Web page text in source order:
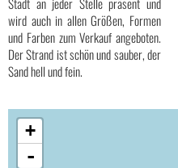
wird auch in allen Größen, Formen
und Farben zum Verkauf angeboten.
Der Strand ist schön und sauber, der
Sand hell und fein.
+
-